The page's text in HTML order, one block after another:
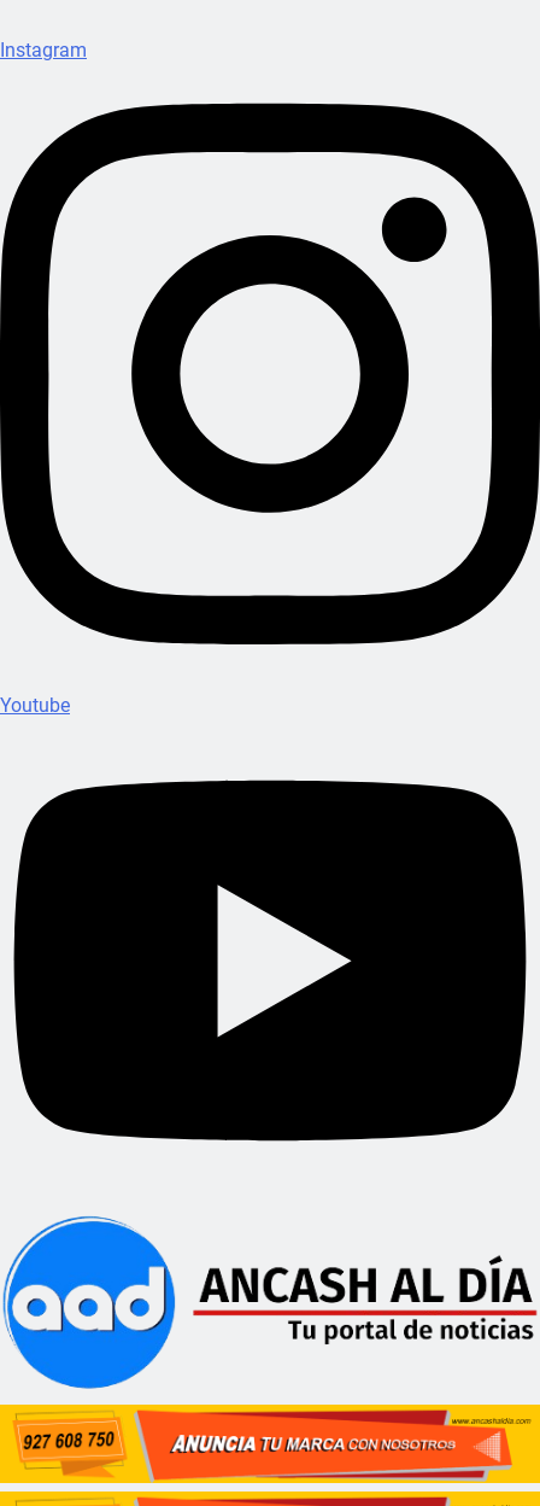
Instagram
Youtube